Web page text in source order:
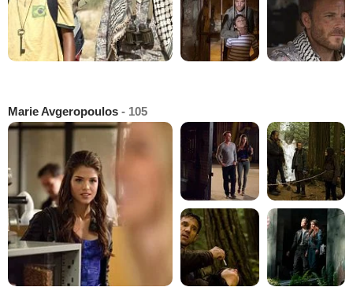
Marie Avgeropoulos - 105